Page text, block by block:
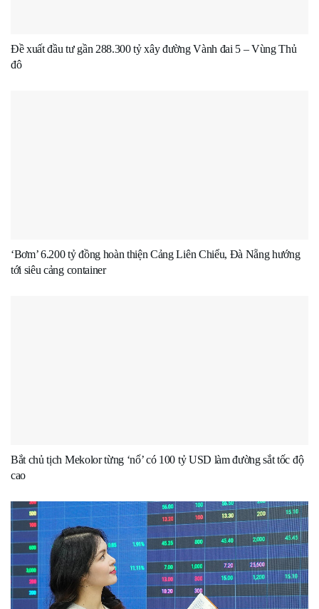
Đề xuất đầu tư gần 288.300 tỷ xây đường Vành đai 5 – Vùng Thủ
đô
‘Bơm’ 6.200 tỷ đồng hoàn thiện Cảng Liên Chiểu, Đà Nẵng hướng
tới siêu cảng container
Bắt chủ tịch Mekolor từng ‘nổ’ có 100 tỷ USD làm đường sắt tốc độ
cao